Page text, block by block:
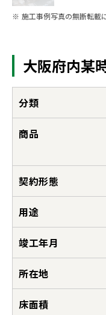
※ 施工事例写真の無断転載
大阪府内某
分類
商品
契約形態
用途
竣工年月
所在地
床面積